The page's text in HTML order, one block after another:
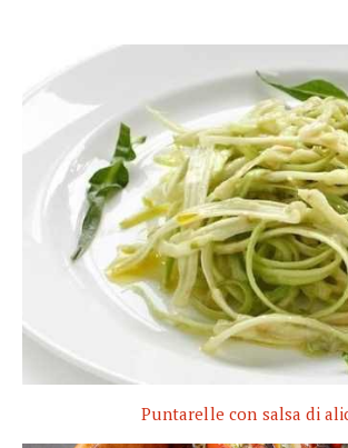
Puntarelle con salsa di